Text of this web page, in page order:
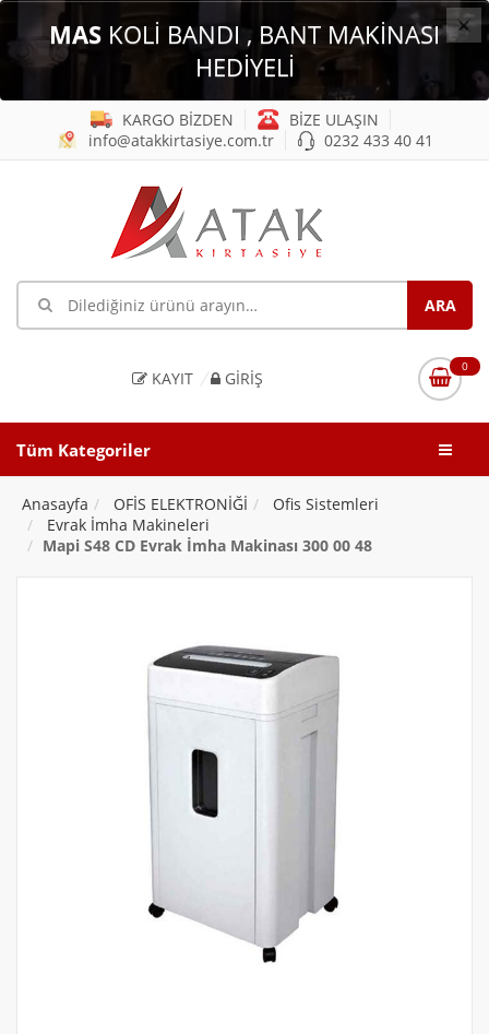
×
MAS KOLİ BANDI , BANT MAKİNASI
HEDİYELİ
KARGO BİZDEN
BİZE ULAŞIN
info@atakkirtasiye.com.tr
0232 433 40 41
KAYIT GIRIŞ
0
Tüm Kategoriler
Anasayfa OFİS ELEKTRONİĞİ
Ofis Sistemleri
Evrak İmha Makineleri
Mapi S48 CD Evrak İmha Makinası 300 00 48